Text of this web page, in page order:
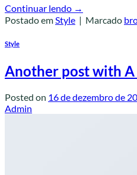
Continuar lendo →
Postado em Style | Marcado
Style
Another post with
Posted on 16 de dezembro de
Admin